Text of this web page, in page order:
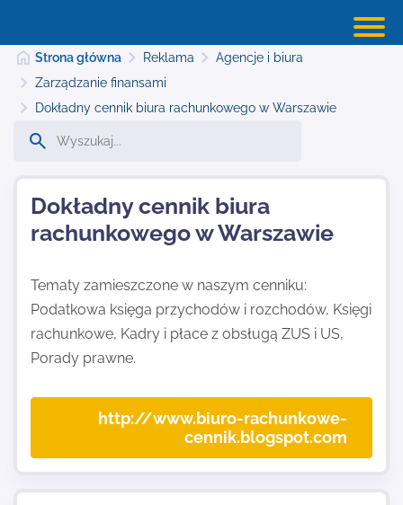
Reklama, katalog reklama w internecie -
Dodaj stronę
Najnowsze
Kontakt
Strona główna Reklama
Agencje i biura
Zarządzanie finansami
Dokładny cennik biura rachunkowego w Warszawie
Dokładny cennik biura
rachunkowego w Warszawie
Tematy zamieszczone w naszym cenniku:
Podatkowa księga przychodów i rozchodów, Księgi
rachunkowe, Kadry i płace z obsługą ZUS i US,
Porady prawne.
http://www.biuro-rachunkowe-
cennik.blogspot.com